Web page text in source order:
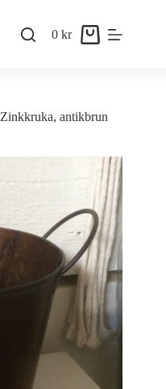
Shopping
0kr
Zinkkruka, antikbrun